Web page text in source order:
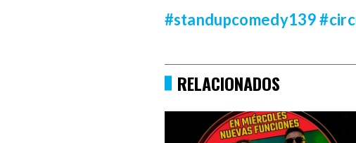
#standupcomedy139
RELACIONADOS